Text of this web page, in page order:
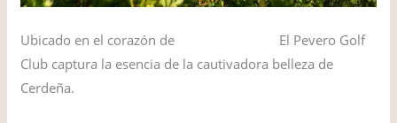
Ubicado en el corazón de
El Pevero Golf
Club captura la esencia de la cautivadora belleza de
Cerdeña.